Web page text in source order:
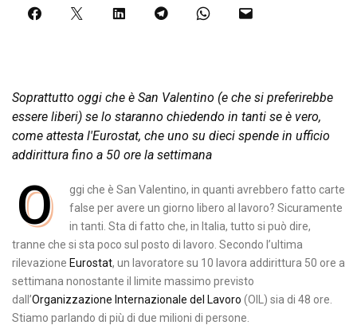
Soprattutto oggi che è San Valentino (e che si preferirebbe
essere liberi) se lo staranno chiedendo in tanti se è vero,
come attesta l'Eurostat, che uno su dieci spende in ufficio
addirittura fino a 50 ore la settimana
O
ggi che è San Valentino, in quanti avrebbero fatto carte
false per avere un giorno libero al lavoro? Sicuramente
in tanti. Sta di fatto che, in Italia, tutto si può dire,
tranne che si sta poco sul posto di lavoro. Secondo l’ultima
rilevazione Eurostat, un lavoratore su 10 lavora addirittura 50 ore a
settimana nonostante il limite massimo previsto
dall’Organizzazione Internazionale del Lavoro (OIL) sia di 48 ore.
Stiamo parlando di più di due milioni di persone.